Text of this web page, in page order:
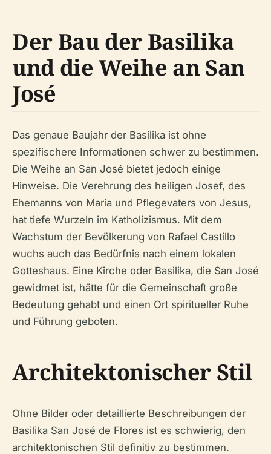
Der Bau der Basilika
und die Weihe an San
José
Das genaue Baujahr der Basilika ist ohne
spezifischere Informationen schwer zu bestimmen.
Die Weihe an San José bietet jedoch einige
Hinweise. Die Verehrung des heiligen Josef, des
Ehemanns von Maria und Pflegevaters von Jesus,
hat tiefe Wurzeln im Katholizismus. Mit dem
Wachstum der Bevölkerung von Rafael Castillo
wuchs auch das Bedürfnis nach einem lokalen
Gotteshaus. Eine Kirche oder Basilika, die San José
gewidmet ist, hätte für die Gemeinschaft große
Bedeutung gehabt und einen Ort spiritueller Ruhe
und Führung geboten.
Architektonischer Stil
Ohne Bilder oder detaillierte Beschreibungen der
Basilika San José de Flores ist es schwierig, den
architektonischen Stil definitiv zu bestimmen.